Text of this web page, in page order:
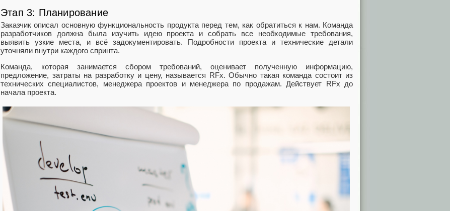
Этап 3: Планирование
Заказчик описал основную функциональность продукта перед тем, как обратиться к нам. Команда
разработчиков должна была изучить идею проекта и собрать все необходимые требования,
выявить узкие места, и всё задокументировать. Подробности проекта и технические детали
уточняли внутри каждого спринта.
Команда, которая занимается сбором требований, оценивает полученную информацию,
предложение, затраты на разработку и цену, называется RFx. Обычно такая команда состоит из
технических специалистов, менеджера проектов и менеджера по продажам. Действует RFx до
начала проекта.